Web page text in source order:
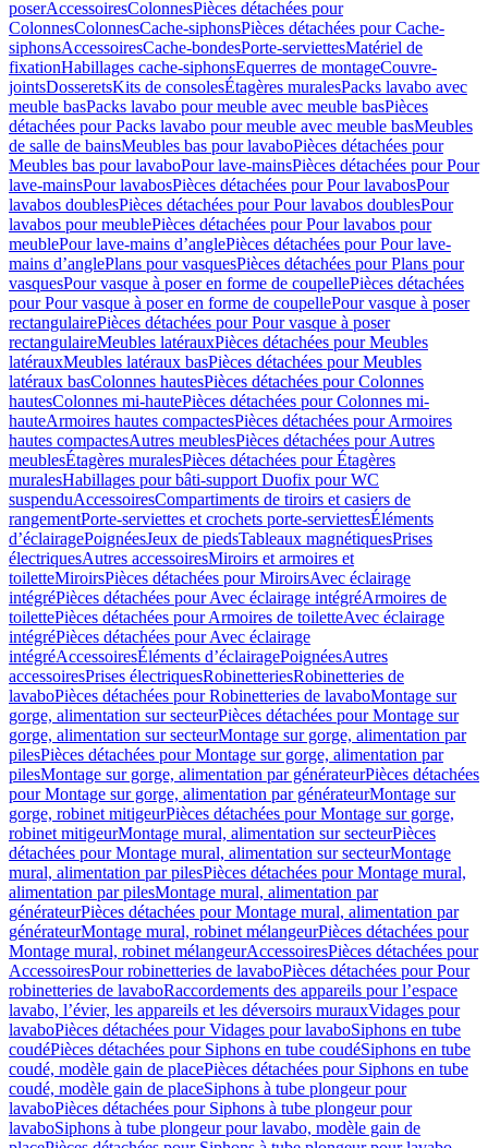
poserAccessoiresColonnesPièces détachées pour
ColonnesColonnesCache-siphonsPièces détachées pour Cache-
siphonsAccessoiresCache-bondesPorte-serviettesMatériel de
fixationHabillages cache-siphonsEquerres de montageCouvre-
jointsDosseretsKits de consolesÉtagères muralesPacks lavabo avec
meuble basPacks lavabo pour meuble avec meuble basPièces
détachées pour Packs lavabo pour meuble avec meuble basMeubles
de salle de bainsMeubles bas pour lavaboPièces détachées pour
Meubles bas pour lavaboPour lave-mainsPièces détachées pour Pour
lave-mainsPour lavabosPièces détachées pour Pour lavabosPour
lavabos doublesPièces détachées pour Pour lavabos doublesPour
lavabos pour meublePièces détachées pour Pour lavabos pour
meublePour lave-mains d’anglePièces détachées pour Pour lave-
mains d’anglePlans pour vasquesPièces détachées pour Plans pour
vasquesPour vasque à poser en forme de coupellePièces détachées
pour Pour vasque à poser en forme de coupellePour vasque à poser
rectangulairePièces détachées pour Pour vasque à poser
rectangulaireMeubles latérauxPièces détachées pour Meubles
latérauxMeubles latéraux basPièces détachées pour Meubles
latéraux basColonnes hautesPièces détachées pour Colonnes
hautesColonnes mi-hautePièces détachées pour Colonnes mi-
hauteArmoires hautes compactesPièces détachées pour Armoires
hautes compactesAutres meublesPièces détachées pour Autres
meublesÉtagères muralesPièces détachées pour Étagères
muralesHabillages pour bâti-support Duofix pour WC
suspenduAccessoiresCompartiments de tiroirs et casiers de
rangementPorte-serviettes et crochets porte-serviettesÉléments
d’éclairagePoignéesJeux de piedsTableaux magnétiquesPrises
électriquesAutres accessoiresMiroirs et armoires et
toiletteMiroirsPièces détachées pour MiroirsAvec éclairage
intégréPièces détachées pour Avec éclairage intégréArmoires de
toilettePièces détachées pour Armoires de toiletteAvec éclairage
intégréPièces détachées pour Avec éclairage
intégréAccessoiresÉléments d’éclairagePoignéesAutres
accessoiresPrises électriquesRobinetteriesRobinetteries de
lavaboPièces détachées pour Robinetteries de lavaboMontage sur
gorge, alimentation sur secteurPièces détachées pour Montage sur
gorge, alimentation sur secteurMontage sur gorge, alimentation par
pilesPièces détachées pour Montage sur gorge, alimentation par
pilesMontage sur gorge, alimentation par générateurPièces détachées
pour Montage sur gorge, alimentation par générateurMontage sur
gorge, robinet mitigeurPièces détachées pour Montage sur gorge,
robinet mitigeurMontage mural, alimentation sur secteurPièces
détachées pour Montage mural, alimentation sur secteurMontage
mural, alimentation par pilesPièces détachées pour Montage mural,
alimentation par pilesMontage mural, alimentation par
générateurPièces détachées pour Montage mural, alimentation par
générateurMontage mural, robinet mélangeurPièces détachées pour
Montage mural, robinet mélangeurAccessoiresPièces détachées pour
AccessoiresPour robinetteries de lavaboPièces détachées pour Pour
robinetteries de lavaboRaccordements des appareils pour l’espace
lavabo, l’évier, les appareils et les déversoirs murauxVidages pour
lavaboPièces détachées pour Vidages pour lavaboSiphons en tube
coudéPièces détachées pour Siphons en tube coudéSiphons en tube
coudé, modèle gain de placePièces détachées pour Siphons en tube
coudé, modèle gain de placeSiphons à tube plongeur pour
lavaboPièces détachées pour Siphons à tube plongeur pour
lavaboSiphons à tube plongeur pour lavabo, modèle gain de